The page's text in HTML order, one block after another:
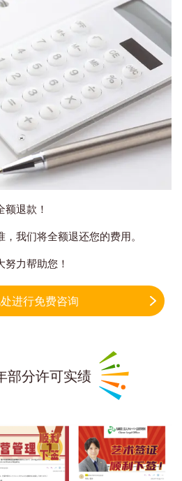
退款！
我们将全额退还您的费用。
力帮助您！
进行免费咨询
部分许可实绩